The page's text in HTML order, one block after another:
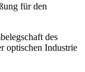
für den
des
optischen Industrie